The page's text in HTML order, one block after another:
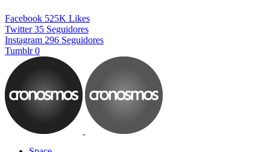
Facebook 525K Likes
Twitter 35 Seguidores
Instagram 296 Seguidores
Tumblr 0